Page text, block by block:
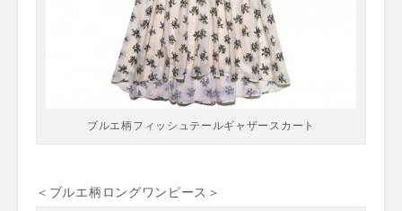
ブルエ柄フィッシュテールギャザースカート
＜ブルエ柄ロングワンピース＞